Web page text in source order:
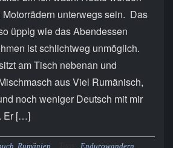
unterwegs sein. Das
üppig wie das Abendessen
ist schlichtweg unmöglich.
am Tisch nebenan und
aus Viel Rumänisch,
noch weniger Deutsch mit mir
Er […]
Rumänien Endurowandern